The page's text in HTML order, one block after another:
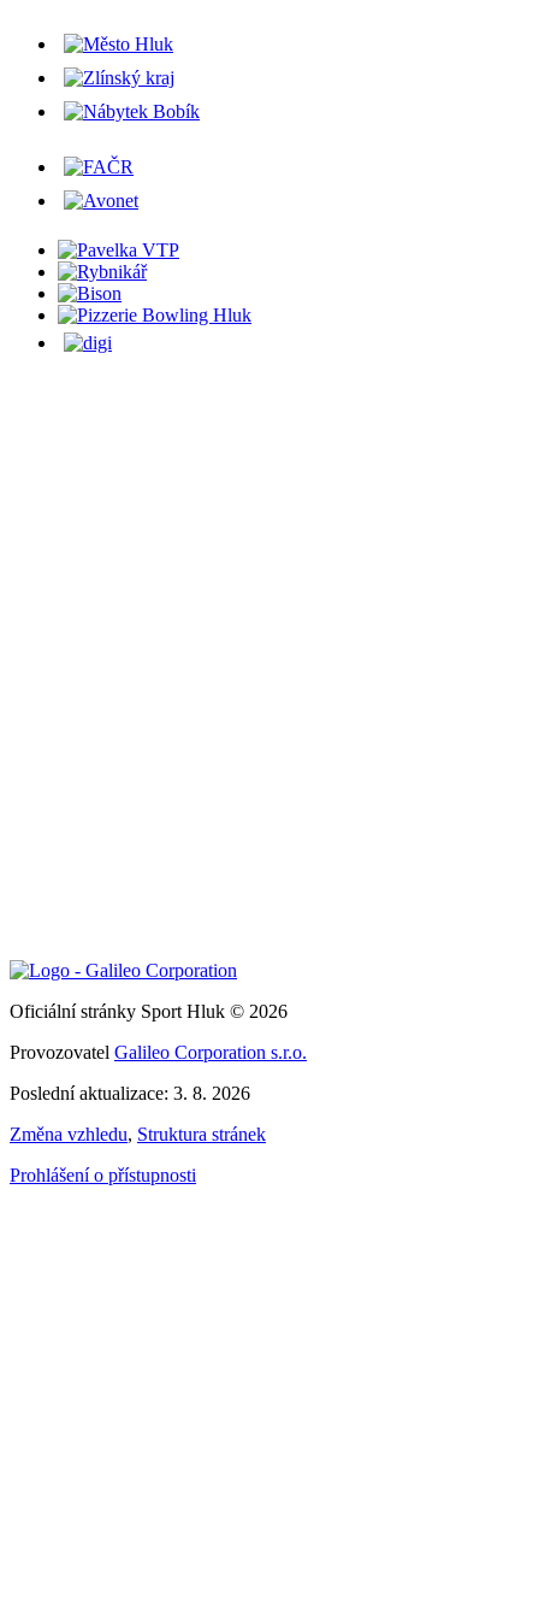
Oficiální stránky Sport Hluk © 2026
Provozovatel Galileo Corporation s.r.o.
Poslední aktualizace: 3. 8. 2026
Změna vzhledu, Struktura stránek
Prohlášení o přístupnosti